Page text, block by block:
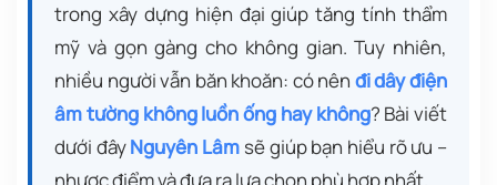
trong xây dựng hiện đại giúp tăng tính thẩm
mỹ và gọn gàng cho không gian. Tuy nhiên,
nhiều người vẫn băn khoăn: có nên đi dây điện
âm tường không luồn ống hay không? Bài viết
dưới đâyNguyên Lâm sẽ giúp bạn hiểu rõ ưu –